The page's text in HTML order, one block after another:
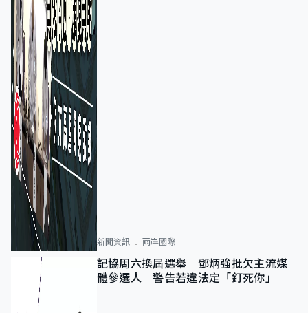
新聞資訊 兩岸國際
記協周六換屆選舉 鄧炳強批欠主流媒
體參選人 警告若違法定「釘死你」